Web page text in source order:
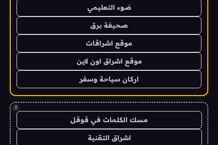
ضوء التعليمي
صحيفة برق
موقع اشراقات
موقع اشراق اون لاين
اركان سياحة وسفر
!
مسك الكلمات في قوقل
اشراق التقنية